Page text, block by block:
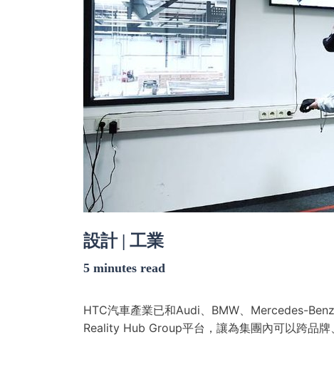
設計 | 工業
5 minutes read
HTC汽車產業已和Audi、BMW、Mercedes-
Reality Hub Group平台，讓為集團內可以跨品牌